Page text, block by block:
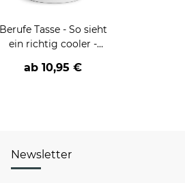
Berufe Tasse - So sieht
ein richtig cooler -
ab10,95 €
Newsletter